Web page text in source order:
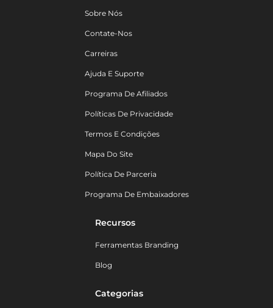
Sobre Nós
Contate-Nos
Carreiras
Ajuda E Suporte
Programa De Afiliados
Políticas De Privacidade
Termos E Condições
Mapa Do Site
Política De Parceria
Programa De Embaixadores
Recursos
Ferramentas Branding
Blog
Categorias